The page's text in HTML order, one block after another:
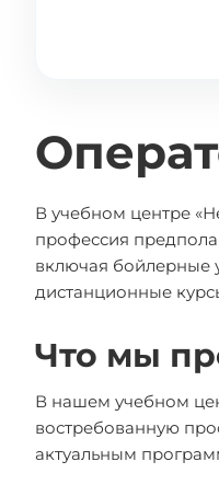
В учебном центре
профессия
включая бойлерные
дистанционные
Что мы
В нашем учебном
востребованную
актуальным